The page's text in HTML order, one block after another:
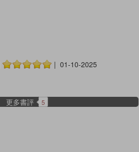
| 01-10-2025
更多書評 5